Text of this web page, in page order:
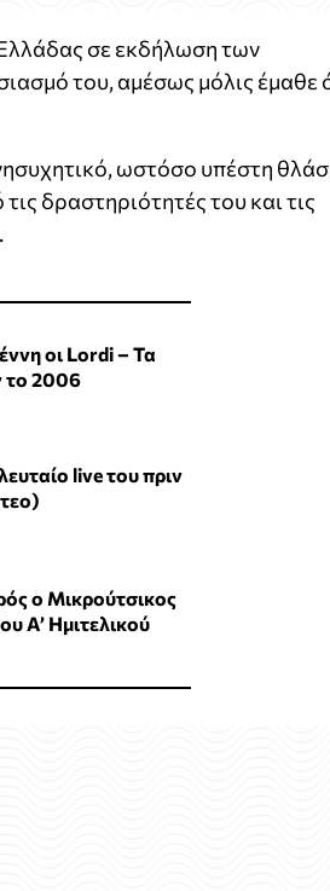
σε εκδήλωση των
του, αμέσως μόλις έμαθε
ωστόσο υπέστη
δραστηριότητές του και τις
οι Lordi – Τα
το 2006
live του πριν
ο Μικρούτσικος
Α’ Ημιτελικού